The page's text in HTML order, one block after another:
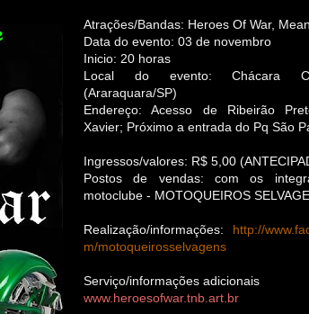
Atrações/Bandas: Heroes Of War,
Data do evento: 03 de novembro
Inicio: 20 horas
Local do evento: Chácara
(Araraquara/SP)
Endereço: Acesso de Ribeirão
Xavier; Próximo a entrada do Pq São
Ingressos/valores: R$ 5,00
Postos de vendas: com os
motoclube - MOTOQUEIROS
Realização/informações: http://
m/motoqueirosselvagens
Serviço/informações adicionais
www.heroesofwar.tnb.art.br